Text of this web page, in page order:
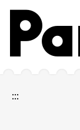
跳到主要內容區塊
網站導覽
:::